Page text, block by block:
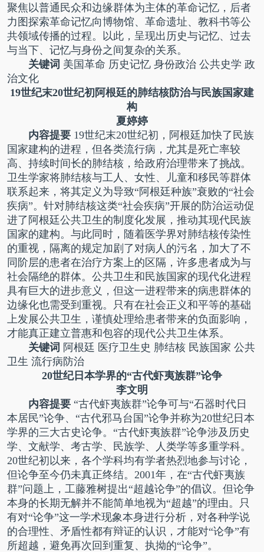
聚焦以普通民众和边缘群体为主体的革命记忆，后者
力图探索革命记忆向博物馆、革命遗址、教科书等公
共领域传播的过程。以此，呈现出历史与记忆、过去
与当下、记忆与身份之间复杂的关系。
关键词 美国革命 历史记忆 身份政治 公共史学 政
治文化
19世纪末20世纪初阿根廷的肺结核防治与民族国家建
构
夏婷婷
内容提要19世纪末20世纪初，阿根廷加快了民族
国家建构的进程，但各类流行病，尤其是死亡率较
高、持续时间长的肺结核，给政府治理带来了挑战。
卫生学家将肺结核与工人、女性、儿童和移民等群体
联系起来，将其定义为导致“阿根廷种族”衰败的“社会
疾病”。针对肺结核这类“社会疾病”开展的防治运动促
进了阿根廷公共卫生的制度化发展，推动其现代民族
国家的建构。与此同时，随着医学界对肺结核传染性
的重视，隔离的规定加剧了对病人的污名，加大了不
同阶层的患者在治疗方案上的区隔，许多患者成为与
社会隔绝的群体。公共卫生和民族国家的现代化进程
具有巨大的进步意义，但这一进程带来的病患群体的
边缘化也需受到重视。只有在社会正义和平等的基础
上发展公共卫生，谨慎处理给患者带来的负面影响，
才能真正建立普惠和包容的现代公共卫生体系。
关键词 阿根廷 医疗卫生史 肺结核 民族国家 公共
卫生 流行病防治
20世纪日本学界的“古代虾夷族群”论争
李文明
内容提要“古代虾夷族群”论争可与“石器时代日
本居民”论争、“古代邪马台国”论争并称为20世纪日本
学界的三大古史论争。“古代虾夷族群”论争涉及历史
学、文献学、考古学、民族学、人类学等多重学科。
20世纪初以来，各个学科均有学者热烈地参与讨论，
但论争至今仍未真正终结。2001年，在“古代虾夷族
群”问题上，工藤雅树提出“超越论争”的倡议。但论争
本身的长期无解并不能简单地视为“超越”的理由。只
有对“论争”这一学术现象本身进行分析，对各种学说
的合理性、矛盾性都有辩证的认识，才能对“论争”有
所超越，避免再次回到重复、执拗的“论争”。